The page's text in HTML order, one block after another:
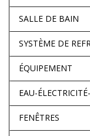
SALLE DE BAIN
SYSTÈME DE
ÉQUIPEMENT
EAU-
FENÊTRES